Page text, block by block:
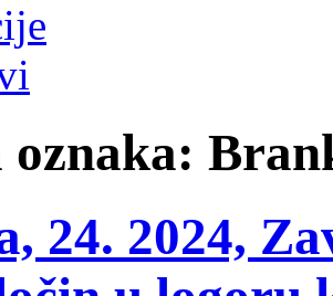
24. 2024,